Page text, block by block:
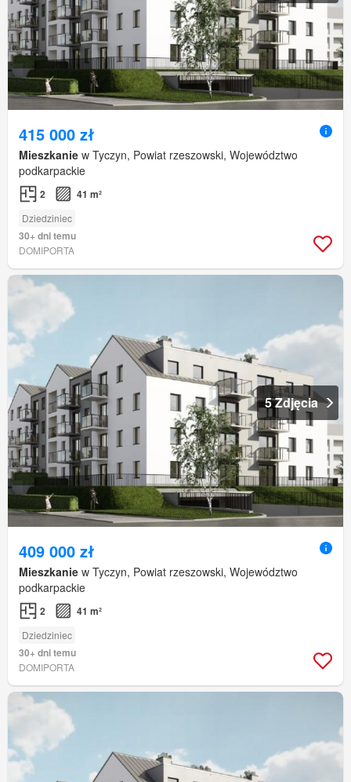
415 000 zł
Mieszkanie w Tyczyn, Powiat rzeszowski, Województwo
podkarpackie
2 41 m²
Dziedziniec
30+ dni temu
DOMIPORTA
5 Zdjęcia
409 000 zł
Mieszkanie w Tyczyn, Powiat rzeszowski, Województwo
podkarpackie
2 41 m²
Dziedziniec
30+ dni temu
DOMIPORTA